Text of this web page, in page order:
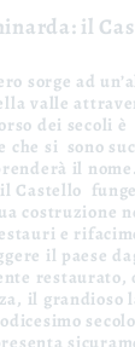
il
sorge ad
valle
dei secoli
che si sono
il
Castello
costruzione
e
il paese
il grandioso